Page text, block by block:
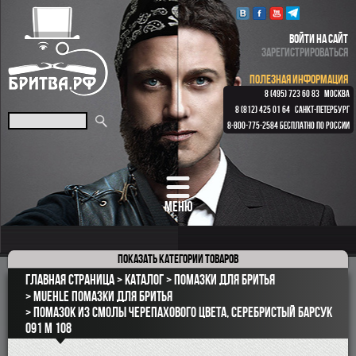
МЕНЮ
ВОЙТИ НА САЙТ
ЗАРЕГИСТРИРОВАТЬСЯ
ПОЛЕЗНАЯ ИНФОРМАЦИЯ
8 (495) 723 60 83 МОСКВА
8 (812) 425 01 64 САНКТ-ПЕТЕРБУРГ
8-800-775-2584 БЕСПЛАТНО ПО РОССИИ
Показатькатегории товаров
ПОДАРОЧНЫЕ НАБОРЫ
ОПАСНЫЕ БРИТВЫ
РЕМНИ
БРИТВЕННЫЕ НАБОРЫ
Главная страница Каталог
Помазки для бритья
Muehle помазки для бритья
Помазок из смолы черепахового цвета, серебристый барсук
091 M 108